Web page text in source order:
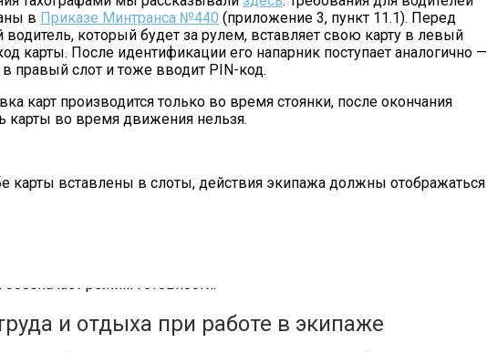
в Приказе Минтранса №440 (приложение 3, пункт 11.1). Перед
который будет за рулем, вставляет свою карту в левый
карты. После идентификации его напарник поступает аналогично —
правый слот и тоже вводит PIN-код.
карт производится только во время стоянки, после окончания
карты во время движения нельзя.
карты вставлены в слоты, действия экипажа должны отображаться
занятого управлением ТС, выводится пиктограмма в виде
не занятого вождением, изображается перечеркнутый
режим готовности.
и отдыха при работе в экипаже